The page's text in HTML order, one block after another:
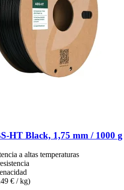
​HT Black, 1,75 mm / 1000 g
a altas temperaturas
€ / kg)